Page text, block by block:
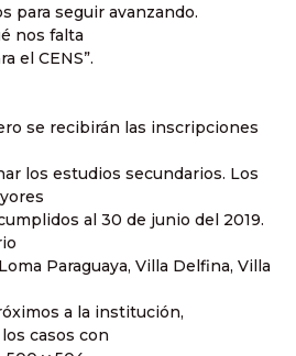
para seguir avanzando.
nos falta
el CENS”.
se recibirán las inscripciones
los estudios secundarios. Los
al 30 de junio del 2019.
Paraguaya, Villa Delfina, Villa
a la institución,
casos con